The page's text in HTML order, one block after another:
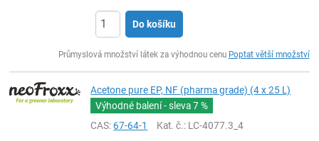
Do košíku
Průmyslová množství látek za výhodnou cenu Poptat větší množství
Acetone pure EP, NF (pharma grade) (4 x 25 L)
Výhodné balení - sleva7 %
CAS:67-64-1 Kat. č.: LC-4077.3_4